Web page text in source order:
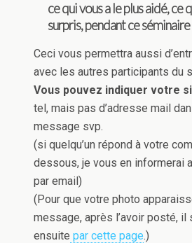
ce qui vous a le plus aidé, ce
surpris, pendant ce
Ceci vous permettra aussi
avec les autres participants du
Vous pouvez indiquer votre
tel, mais pas d’adresse mail
message svp.
(si quelqu’un répond à votre
dessous, je vous en informerai
par email)
(Pour que votre photo
message, après l’avoir posté,
ensuite par cette page.)